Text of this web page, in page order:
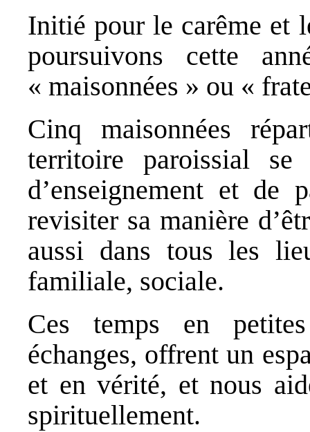
Initié pour le carême et
poursuivons cette
« maisonnées » ou «
Cinq maisonnées
territoire paroissial
d’enseignement et de
revisiter sa manière
aussi dans tous les
familiale, sociale.
Ces temps en
échanges, offrent un
et en vérité, et nous
spirituellement.